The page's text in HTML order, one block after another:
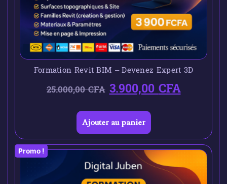
Formation Revit BIM – Devenez Expert 3D
25.000,00CFA 3.900,00CFA
Ajouter au panier
Promo !